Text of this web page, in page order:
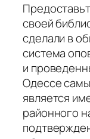
своей
сделали в
система
и
Одессе
является
районного